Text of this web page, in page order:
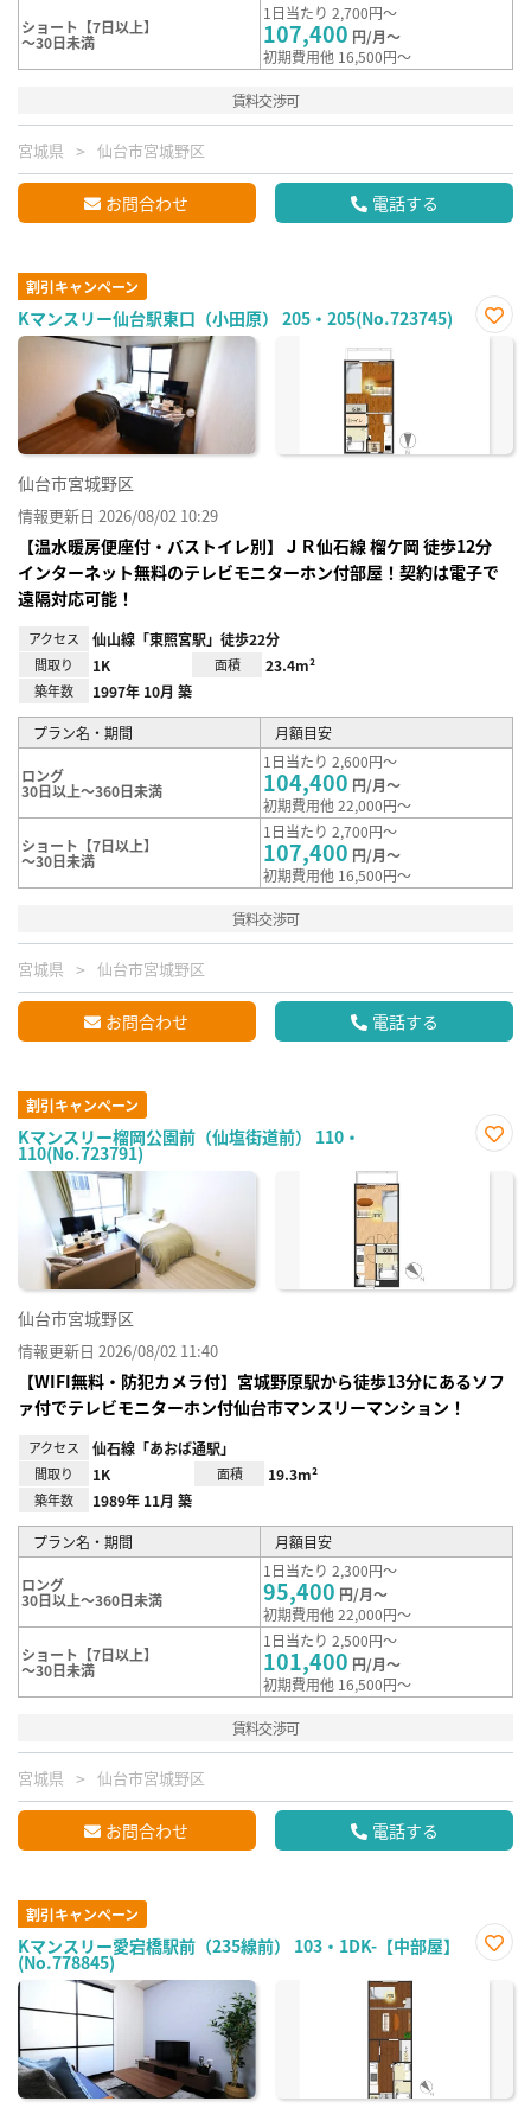
ショート【7日以上】
～30日未満
1日当たり 2,700円～
107,400 円/月～
初期費用他 16,500円～
賃料交渉可
宮城県 仙台市宮城野区
お問合わせ 電話する
割引キャンペーン
Kマンスリー仙台駅東口（小田原） 205・205(No.723745)
お気
仙台市宮城野区
情報更新日 2026/08/02 10:29
【温水暖房便座付・バストイレ別】ＪＲ仙⽯線 榴ケ岡 徒歩12分
インターネット無料のテレビモニターホン付部屋！契約は電子で
遠隔対応可能！
アクセス 仙山線「東照宮駅」徒歩22分
間取り 1K 面積 23.4m²
築年数 1997年 10月 築
プラン名・期間 月額目安
ロング
30日以上～360日未満
1日当たり 2,600円～
104,400 円/月～
初期費用他 22,000円～
ショート【7日以上】
～30日未満
1日当たり 2,700円～
107,400 円/月～
初期費用他 16,500円～
賃料交渉可
宮城県 仙台市宮城野区
お問合わせ 電話する
割引キャンペーン
Kマンスリー榴岡公園前（仙塩街道前） 110・
110(No.723791)
に入
仙台市宮城野区
情報更新日 2026/08/02 11:40
【WIFI無料・防犯カメラ付】宮城野原駅から徒歩13分にあるソフ
ァ付でテレビモニターホン付仙台市マンスリーマンション！
アクセス 仙石線「あおば通駅」
間取り 1K 面積 19.3m²
築年数 1989年 11月 築
プラン名・期間 月額目安
ロング
30日以上～360日未満
1日当たり 2,300円～
95,400 円/月～
初期費用他 22,000円～
ショート【7日以上】
～30日未満
1日当たり 2,500円～
101,400 円/月～
初期費用他 16,500円～
賃料交渉可
宮城県 仙台市宮城野区
お問合わせ 電話する
割引キャンペーン
Kマンスリー愛宕橋駅前（235線前） 103・1DK-【中部屋】
(No.778845)
に入